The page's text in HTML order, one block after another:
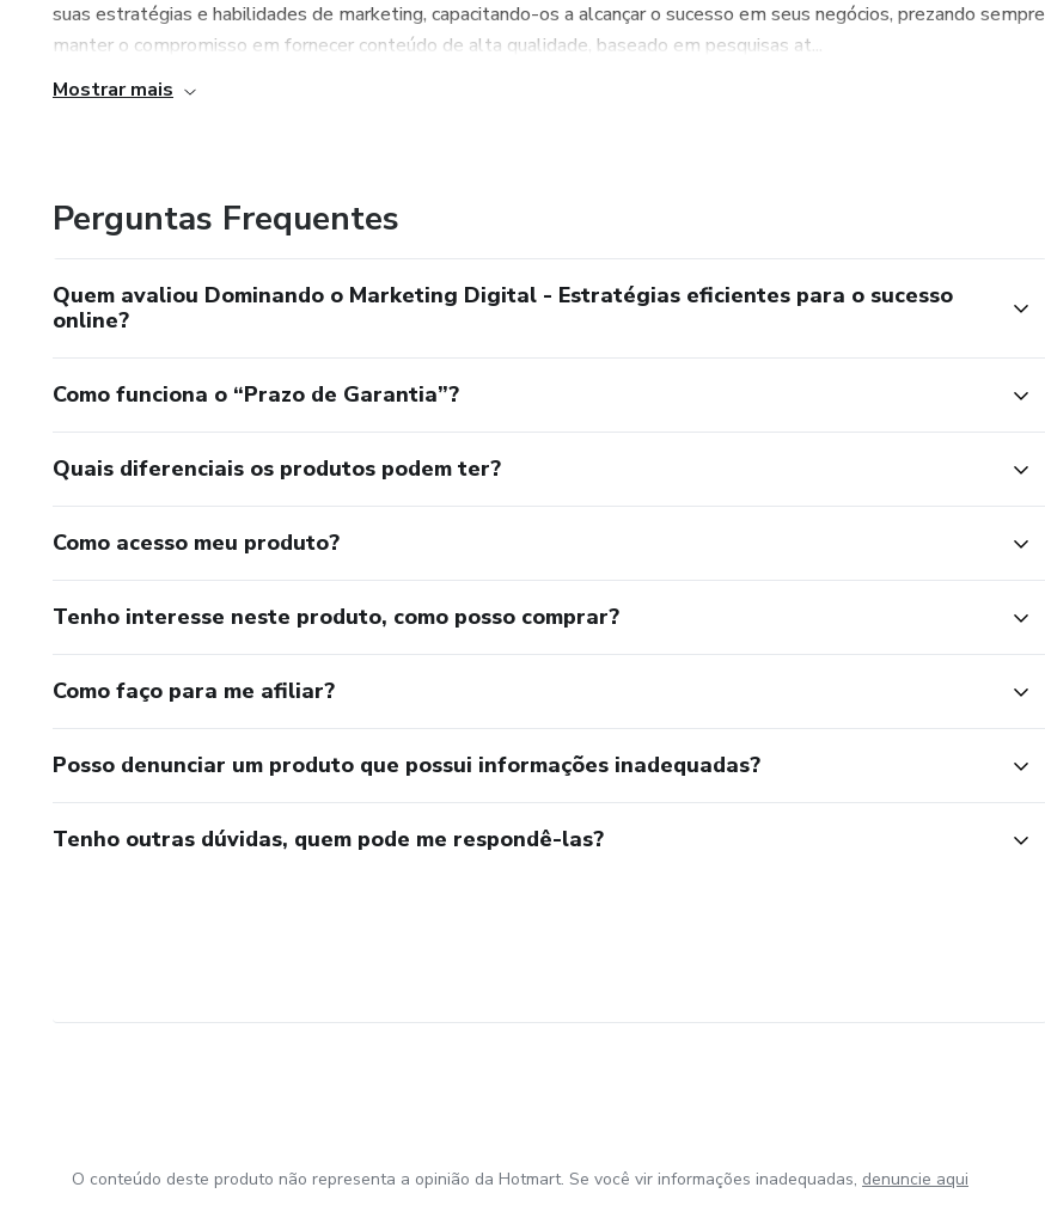
suas estratégias e habilidades de marketing, capacitando-os a alcançar o sucesso em seus negócios, prezando sempre
manter o compromisso em fornecer conteúdo de alta qualidade, baseado em pesquisas at...
Mostrar mais
Perguntas Frequentes
Quem avaliou Dominando o Marketing Digital - Estratégias eficientes para o sucesso
online?
Como funciona o “Prazo de Garantia”?
Quais diferenciais os produtos podem ter?
Como acesso meu produto?
Tenho interesse neste produto, como posso comprar?
Como faço para me afiliar?
Posso denunciar um produto que possui informações inadequadas?
Tenho outras dúvidas, quem pode me respondê-las?
O conteúdo deste produto não representa a opinião da Hotmart. Se você vir informações inadequadas, denuncie aqui